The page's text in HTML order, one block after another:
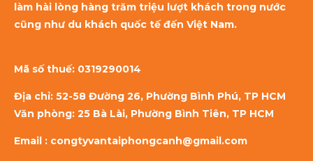
làm hài lòng hàng trăm triệu lượt khách trong nước
cũng như du khách quốc tế đến Việt Nam.
Mã số thuế: 0319290014
Địa chỉ: 52-58 Đường 26, Phường Bình Phú, TP HCM
Văn phòng: 25 Bà Lài, Phường Bình Tiên, TP HCM
Email : congtyvantaiphongcanh@gmail.com